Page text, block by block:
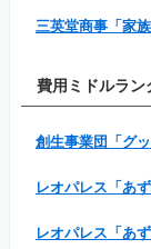
三英堂商事「家
費用ミドルラン
創生事業団「グ
レオパレス「あ
レオパレス「あ